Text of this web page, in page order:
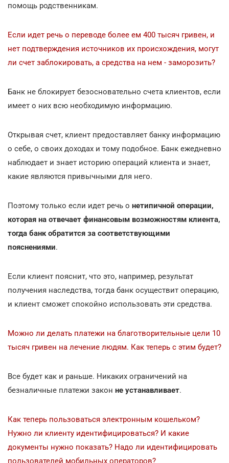
помощь родственникам.
Если идет речь о переводе более ем 400 тысяч гривен, и
нет подтверждения источников их происхождения, могут
ли счет заблокировать, а средства на нем - заморозить?
Банк не блокирует безосновательно счета клиентов, если
имеет о них всю необходимую информацию.
Открывая счет, клиент предоставляет банку информацию
о себе, о своих доходах и тому подобное. Банк ежедневно
наблюдает и знает историю операций клиента и знает,
какие являются привычными для него.
Поэтому только если идет речь о нетипичной операции,
которая на отвечает финансовым возможностям клиента,
тогда банк обратится за соответствующими
пояснениями.
Если клиент пояснит, что это, например, результат
получения наследства, тогда банк осуществит операцию,
и клиент сможет спокойно использовать эти средства.
Можно ли делать платежи на благотворительные цели 10
тысяч гривен на лечение людям. Как теперь с этим будет?
Все будет как и раньше. Никаких ограничений на
безналичные платежи закон не устанавливает.
Как теперь пользоваться электронным кошельком?
Нужно ли клиенту идентифицироваться? И какие
документы нужно показать? Надо ли идентифицировать
пользователей мобильных операторов?